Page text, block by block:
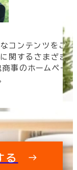
コンテンツをご
関するさまざま
事のホームペー
る